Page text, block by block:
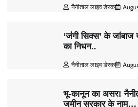
नैनीताल लाइव डेस्क
‘जंगी सिक्स’ के जांबाज
का निधन..
नैनीताल लाइव डेस्क
भू-कानून का असर!
जमीन सरकार के नाम…